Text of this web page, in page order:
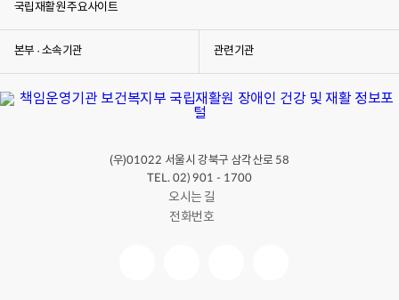
국립재활원 주요사이트
본부 · 소속기관 관련기관
(우)01022 서울시 강북구 삼각산로 58
TEL. 02) 901 - 1700
오시는 길
전화번호